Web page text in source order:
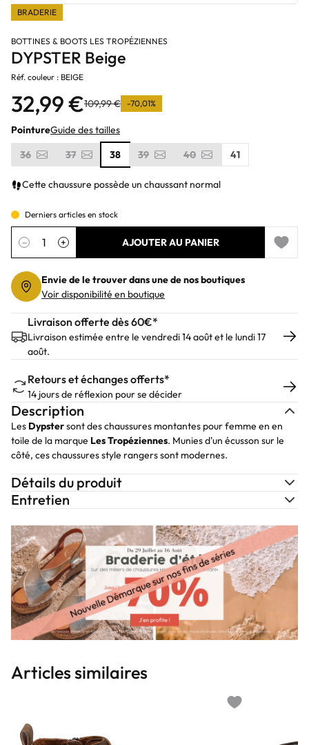
BRADERIE
BOTTINES & BOOTS LES TROPÉZIENNES
DYPSTER Beige
Réf. couleur : BEIGE
32,99 €109,99 € -70,01%
PointureGuide des tailles
36
37 38 39 40 41
Cette chaussure possède un chaussant normal
Derniers articles en stock
Quantité
− + AJOUTER AU PANIER
Add to
Envie de le trouver dans une de nos boutiques
Voir disponibilité en boutique
Livraison offerte dès 60€*
Livraison estimée entre le vendredi 14 août et le lundi 17
août.
Retours et échanges offerts*
14 jours de réflexion pour se décider
Description
Les Dypstersont des chaussures montantes pour femme en en
toile de la marque Les Tropéziennes. Munies d'un écusson sur le
côté, ces chaussures style rangers sont modernes.
Détails du produit
Entretien
Articles similaires